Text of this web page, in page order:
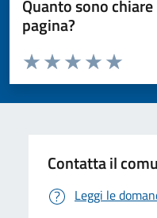
Quanto sono
pagina?
Valuta da 1 a 5 stelle la pagina
Valuta 5
Valuta 4
Valuta 3 stelle
Valuta 2 stelle su 5
Valuta 1 stelle su 5
Contatta il
Leggi le